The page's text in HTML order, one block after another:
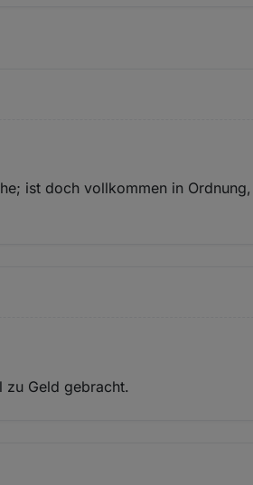
ist doch vollkommen in
zu Geld gebracht.